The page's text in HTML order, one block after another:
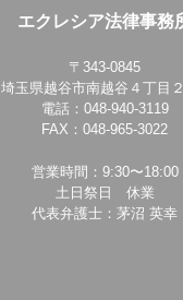
エクレシア法律事務
〒343-0845
埼玉県越谷市南越谷４丁目
電話：048-940-3119
FAX：048-965-3022
営業時間：9:30〜18:00
土日祭日 休業
代表弁護士：茅沼 英幸